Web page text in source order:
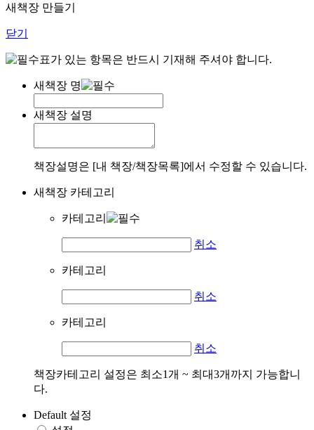
새책장 만들기
닫기
표가 있는 항목은 반드시 기재해 주셔야 합니다.
새책장 명
새책장 설명
책장설명은 [내 책장/책장목록]에서 수정할 수 있습니다.
새책장 카테고리
카테고리
취소
카테고리
취소
카테고리
취소
책장카테고리 설정은 최소1개 ~ 최대3개까지 가능합니
다.
Default 설정